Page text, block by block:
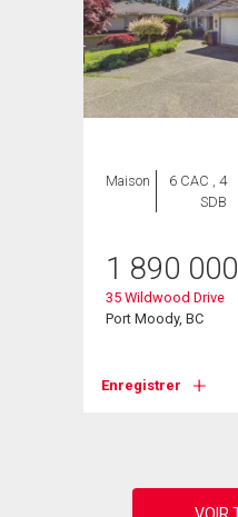
Maison
6 CAC , 4
SDB
1 890 000
35 Wildwood Drive
Port Moody, BC
Enregistrer